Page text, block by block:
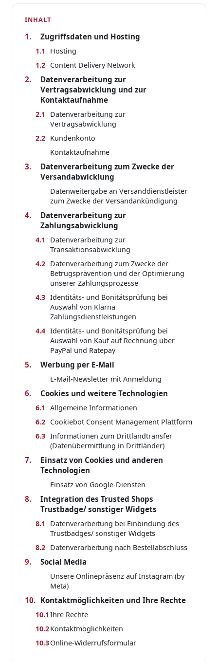
INHALT
1. Zugriffsdaten und Hosting
1.1
Hosting
1.2 Content Delivery Network
2.
Datenverarbeitung zur
Vertragsabwicklung und zur
Kontaktaufnahme
2.1
Datenverarbeitung zur
Vertragsabwicklung
2.2 Kundenkonto
Kontaktaufnahme
3.
Datenverarbeitung zum Zwecke der
Versandabwicklung
Datenweitergabe an Versanddienstleister
zum Zwecke der Versandankündigung
4.
Datenverarbeitung zur
Zahlungsabwicklung
4.1
Datenverarbeitung zur
Transaktionsabwicklung
4.2 Datenverarbeitung zum Zwecke der
Betrugsprävention und der Optimierung
unserer Zahlungsprozesse
4.3 Identitäts- und Bonitätsprüfung bei
Auswahl von Klarna
Zahlungsdienstleistungen
4.4 Identitäts- und Bonitätsprüfung bei
Auswahl von Kauf auf Rechnung über
PayPal und Ratepay
5. Werbung per E-Mail
E-Mail-Newsletter mit Anmeldung
6. Cookies und weitere Technologien
6.1
Allgemeine Informationen
6.2 Cookiebot Consent Management Plattform
6.3 Informationen zum Drittlandtransfer
(Datenübermittlung in Drittländer)
7.
Einsatz von Cookies und anderen
Technologien
Einsatz von Google-Diensten
8.
Integration des Trusted Shops
Trustbadge/ sonstiger Widgets
8.1
Datenverarbeitung bei Einbindung des
Trustbadges/ sonstiger Widgets
8.2 Datenverarbeitung nach Bestellabschluss
9. Social Media
Unsere Onlinepräsenz auf Instagram (by
Meta)
10. Kontaktmöglichkeiten und Ihre Rechte
10.1 Ihre Rechte
10.2Kontaktmöglichkeiten
10.3Online-Widerrufsformular